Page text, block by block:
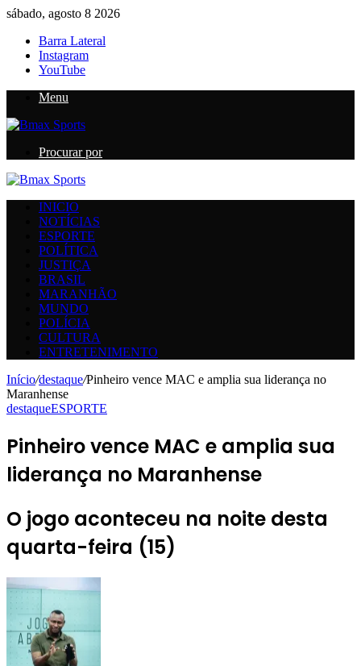
sábado, agosto 8 2026
Barra Lateral
Instagram
YouTube
Menu
Procurar por
INICIO
NOTÍCIAS
ESPORTE
POLÍTICA
JUSTIÇA
BRASIL
MARANHÃO
MUNDO
POLÍCIA
CULTURA
ENTRETENIMENTO
Início/destaque/Pinheiro vence MAC e amplia sua liderança no
Maranhense
destaqueESPORTE
Pinheiro vence MAC e amplia sua
liderança no Maranhense
O jogo aconteceu na noite desta
quarta-feira (15)